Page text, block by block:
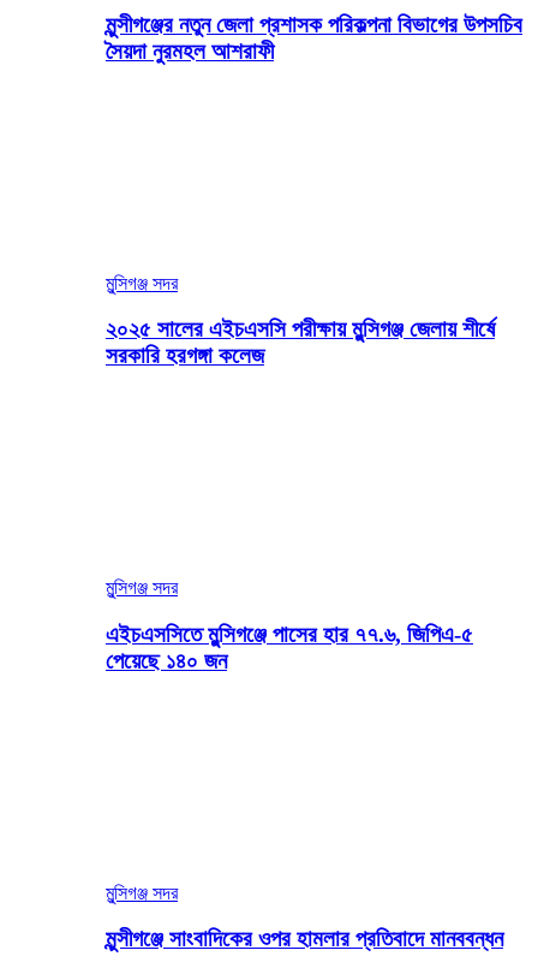
মুন্সীগঞ্জের নতুন জেলা প্রশাসক পরিকল্পনা বিভাগের উপসচিব
সৈয়দা নুরমহল আশরাফী
মুন্সিগঞ্জ সদর
২০২৫ সালের এইচএসসি পরীক্ষায় মুন্সিগঞ্জ জেলায় শীর্ষে
সরকারি হরগঙ্গা কলেজ
মুন্সিগঞ্জ সদর
এইচএসসিতে মুন্সিগঞ্জে পাসের হার ৭৭.৬, জিপিএ-৫
পেয়েছে ১৪০ জন
মুন্সিগঞ্জ সদর
মুন্সীগঞ্জে সাংবাদিকের ওপর হামলার প্রতিবাদে মানববন্ধন